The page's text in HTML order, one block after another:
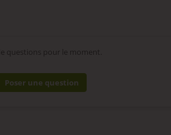
questions pour le moment.
Poser une question